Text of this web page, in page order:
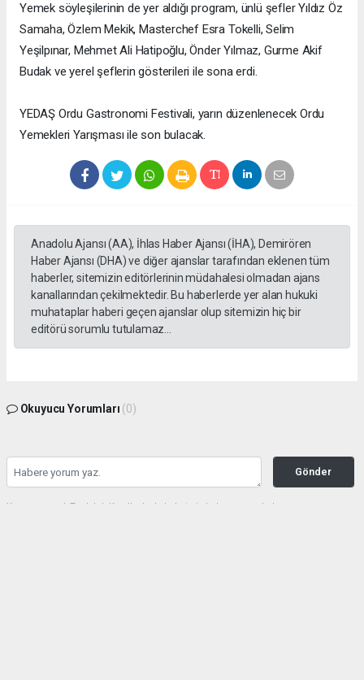
Yemek söyleşilerinin de yer aldığı program, ünlü şefler Yıldız Öz
Samaha, Özlem Mekik, Masterchef Esra Tokelli, Selim
Yeşilpınar, Mehmet Ali Hatipoğlu, Önder Yılmaz, Gurme Akif
Budak ve yerel şeflerin gösterileri ile sona erdi.
YEDAŞ Ordu Gastronomi Festivali, yarın düzenlenecek Ordu
Yemekleri Yarışması ile son bulacak.
Anadolu Ajansı (AA), İhlas Haber Ajansı (İHA), Demirören
Haber Ajansı (DHA) ve diğer ajanslar tarafından eklenen tüm
haberler, sitemizin editörlerinin müdahalesi olmadan ajans
kanallarından çekilmektedir. Bu haberlerde yer alan hukuki
muhataplar haberi geçen ajanslar olup sitemizin hiç bir
editörü sorumlu tutulamaz...
Okuyucu Yorumları (0)
Gönder
Yorum yazarak Topluluk Kuralları’nı kabul etmiş bulunuyor ve haberunye.com